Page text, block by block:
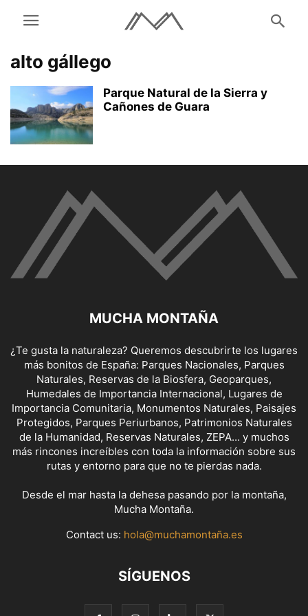
alto gállego
Parque Natural de la Sierra y
Cañones de Guara
MUCHA MONTAÑA
¿Te gusta la naturaleza? Queremos descubrirte los lugares
más bonitos de España: Parques Nacionales, Parques
Naturales, Reservas de la Biosfera, Geoparques,
Humedales de Importancia Internacional, Lugares de
Importancia Comunitaria, Monumentos Naturales, Paisajes
Protegidos, Parques Periurbanos, Patrimonios Naturales
de la Humanidad, Reservas Naturales, ZEPA... y muchos
más rincones increíbles con toda la información sobre sus
rutas y entorno para que no te pierdas nada.
Desde el mar hasta la dehesa pasando por la montaña,
Mucha Montaña.
Contact us: hola@muchamontaña.es
SÍGUENOS